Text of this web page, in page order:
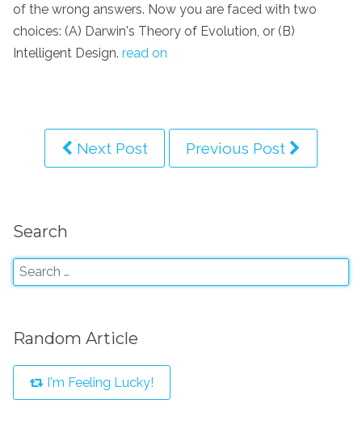
of the wrong answers. Now you are faced with two
choices: (A) Darwin's Theory of Evolution, or (B)
Intelligent Design. read on
Next Post Previous Post
Search
Random Article
I'm Feeling Lucky!